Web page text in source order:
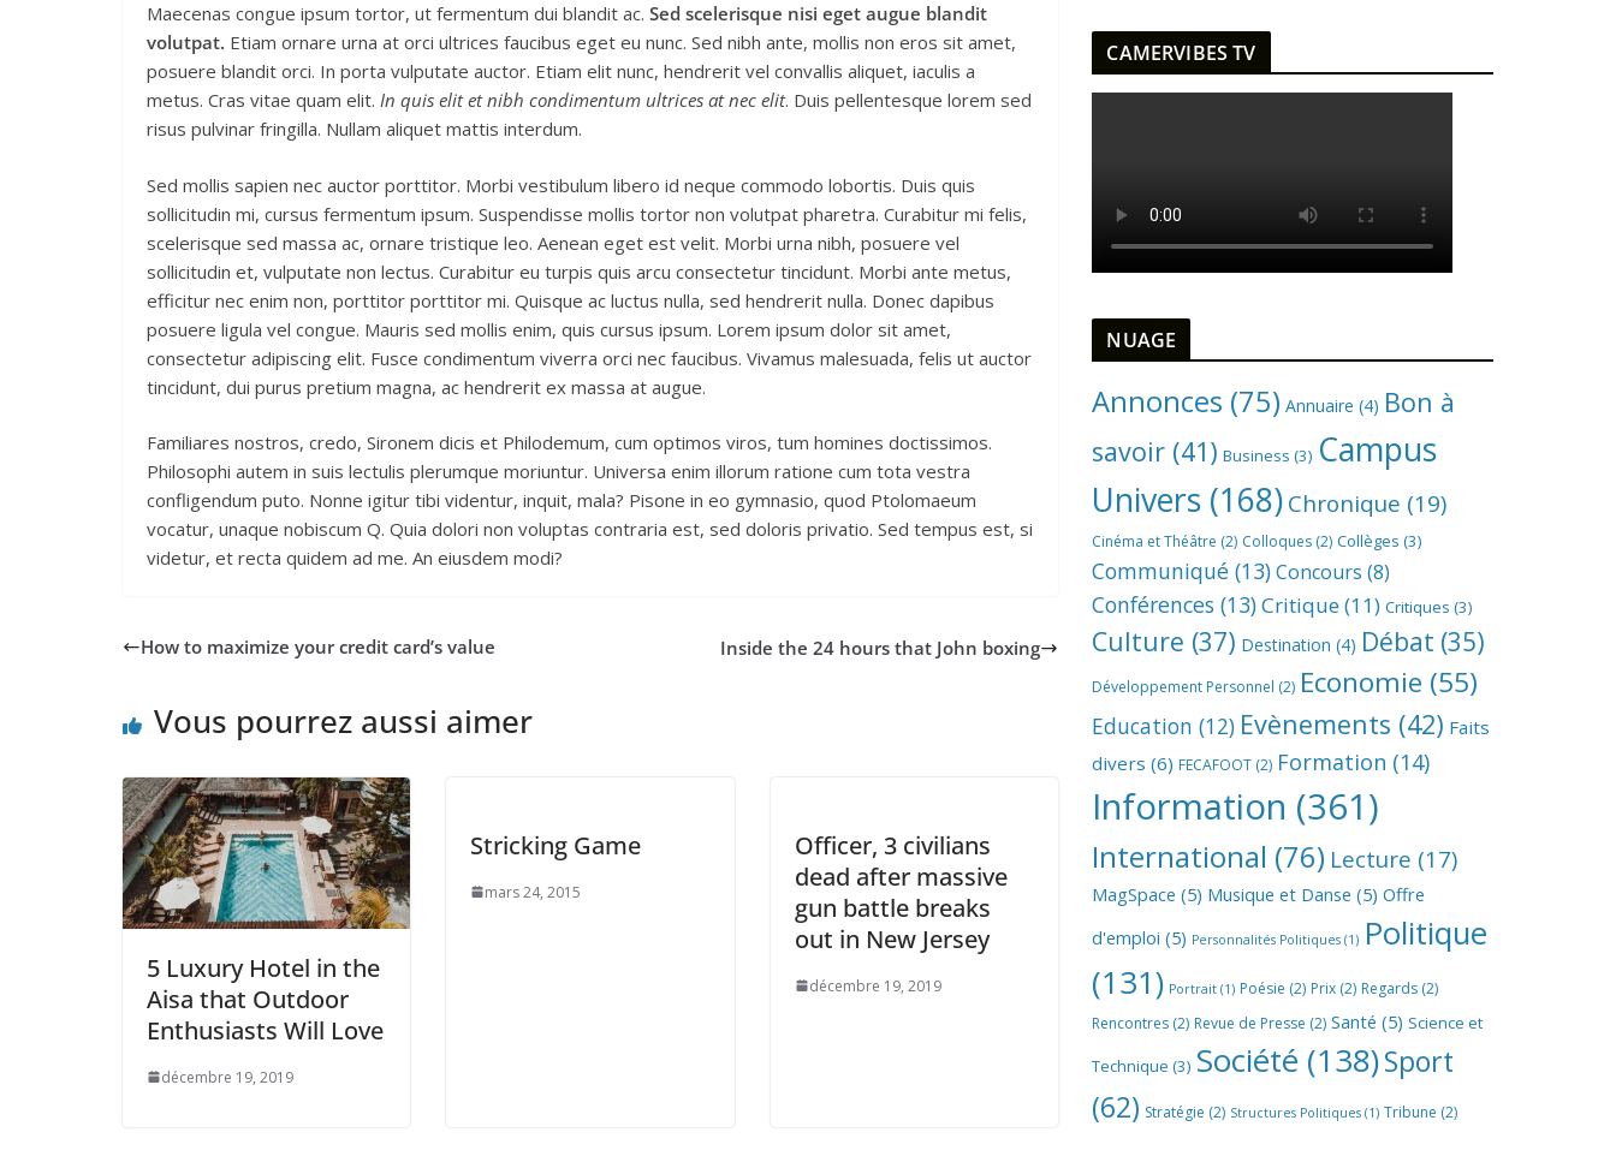
Maecenas congue ipsum tortor, ut fermentum dui blandit ac. Sed scelerisque nisi eget augue blandit
volutpat. Etiam ornare urna at orci ultrices faucibus eget eu nunc. Sed nibh ante, mollis non eros sit amet,
posuere blandit orci. In porta vulputate auctor. Etiam elit nunc, hendrerit vel convallis aliquet, iaculis a
metus. Cras vitae quam elit. In quis elit et nibh condimentum ultrices at nec elit. Duis pellentesque lorem sed
risus pulvinar fringilla. Nullam aliquet mattis interdum.
Sed mollis sapien nec auctor porttitor. Morbi vestibulum libero id neque commodo lobortis. Duis quis
sollicitudin mi, cursus fermentum ipsum. Suspendisse mollis tortor non volutpat pharetra. Curabitur mi felis,
scelerisque sed massa ac, ornare tristique leo. Aenean eget est velit. Morbi urna nibh, posuere vel
sollicitudin et, vulputate non lectus. Curabitur eu turpis quis arcu consectetur tincidunt. Morbi ante metus,
efficitur nec enim non, porttitor porttitor mi. Quisque ac luctus nulla, sed hendrerit nulla. Donec dapibus
posuere ligula vel congue. Mauris sed mollis enim, quis cursus ipsum. Lorem ipsum dolor sit amet,
consectetur adipiscing elit. Fusce condimentum viverra orci nec faucibus. Vivamus malesuada, felis ut auctor
tincidunt, dui purus pretium magna, ac hendrerit ex massa at augue.
Familiares nostros, credo, Sironem dicis et Philodemum, cum optimos viros, tum homines doctissimos.
Philosophi autem in suis lectulis plerumque moriuntur. Universa enim illorum ratione cum tota vestra
confligendum puto. Nonne igitur tibi videntur, inquit, mala? Pisone in eo gymnasio, quod Ptolomaeum
vocatur, unaque nobiscum Q. Quia dolori non voluptas contraria est, sed doloris privatio. Sed tempus est, si
videtur, et recta quidem ad me. An eiusdem modi?
How to maximize your credit card’s value Inside the 24 hours that John boxing
Vous pourrez aussi aimer
5 Luxury Hotel in the
Aisa that Outdoor
Enthusiasts Will Love
décembre 19, 2019
Stricking Game
mars 24, 2015
Officer, 3 civilians
dead after massive
gun battle breaks
out in New Jersey
décembre 19, 2019
CAMERVIBES TV
NUAGE
Annonces (75) Annuaire (4) Bon à
savoir (41) Business (3) Campus
Univers (168)Chronique (19)
Cinéma et Théâtre (2) Colloques (2) Collèges (3)
Communiqué (13) Concours (8)
Conférences (13)Critique(11) Critiques (3)
Culture (37) Destination (4) Débat (35)
Développement Personnel (2) Economie (55)
Education (12) Evènements (42) Faits
divers (6) FECAFOOT (2) Formation (14)
Information (361)
International (76) Lecture (17)
MagSpace (5) Musique et Danse (5) Offre
d'emploi (5) Personnalités Politiques (1) Politique
(131) Portrait (1) Poésie (2) Prix (2) Regards (2)
Rencontres (2) Revue de Presse (2) Santé (5) Science et
Technique (3) Société (138)Sport
(62) Stratégie (2) Structures Politiques (1) Tribune (2)